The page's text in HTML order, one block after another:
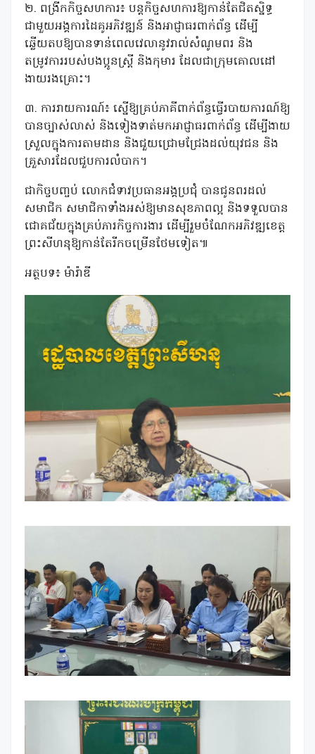
២. ពង្រីកកិច្ចសហការ៖ បន្តកិច្ចសហការឱ្យកាន់តែជិតស្និទ្ធ
ជាមួយអង្គការដៃគូអភិវឌ្ឍន៍ និងអាជ្ញាធរពាក់ព័ន្ធ ដើម្បី
ឆ្លើយតបឱ្យបានទាន់ពេលវេលានូវរាល់សំណូមពរ និង
តម្រូវការរបស់បងប្អូនស្ត្រី និងកុមារ ដែលជាក្រុមគោលដៅ
ងាយរងគ្រោះ។
៣. ការរាយការណ៍៖ ស្នើឱ្យគ្រប់ភាគីពាក់ព័ន្ធធ្វើរបាយការណ៍ឱ្យ
បានច្បាស់លាស់ និងទៀងទាត់មកអាជ្ញាធរពាក់ព័ន្ធ ដើម្បីងាយ
ស្រួលក្នុងការតាមដាន និងជួយជ្រោមជ្រែងដល់យុវជន និង
គ្រួសារដែលជួបការលំបាក។
ជាកិច្ចបញ្ចប់ លោកជំទាវប្រធានអង្គប្រជុំ បានជូនពរដល់
សមាជិក សមាជិកាទាំងអស់ឱ្យមានសុខភាពល្អ និងទទួលបាន
ជោគជ័យក្នុងគ្រប់ភារកិច្ចការងារ ដើម្បីរួមចំណែកអភិវឌ្ឍខេត្ត
ព្រះសីហនុឱ្យកាន់តែរីកចម្រើនថែមទៀត៕
អត្ថបទ៖ ម៉ារ៉ាឌី